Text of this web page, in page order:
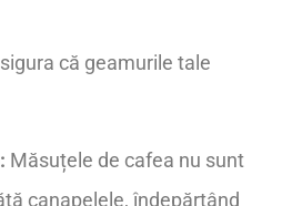
că geamurile tale
Măsuțele de cafea nu sunt
canapelele, îndepărtând